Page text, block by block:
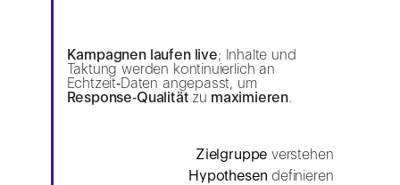
Kampagnen laufen live; Inhalte und
Taktung werden kontinuierlich an
Echtzeit‑Daten angepasst, um
Response‑Qualität zu maximieren.
Zielgruppe verstehen
Hypothesendefinieren